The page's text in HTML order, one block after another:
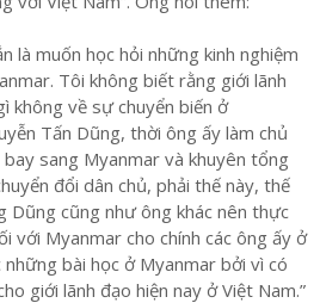
là muốn học hỏi những kinh nghiệm
Tôi không biết rằng giới lãnh
không về sự chuyển biến ở
Tấn Dũng, thời ông ấy làm chủ
sang Myanmar và khuyên tổng
đổi dân chủ, phải thế này, thế
Dũng cũng như ông khác nên thực
với Myanmar cho chính các ông ấy ở
bài học ở Myanmar bởi vì có
giới lãnh đạo hiện nay ở Việt Nam.”